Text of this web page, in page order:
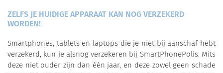
ZELFS JE HUIDIGE APPARAAT KAN NOG VERZEKERD
WORDEN!
Smartphones, tablets en laptops die je niet bij aanschaf hebt
verzekerd, kun je alsnog verzekeren bij SmartPhonePolis. Mits
deze niet ouder zijn dan één jaar, en deze zowel geen schade